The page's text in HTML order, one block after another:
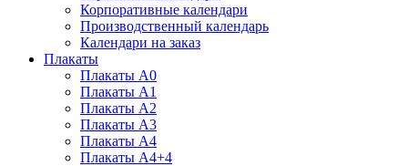
Корпоративные календари
Производственный календарь
Календари на заказ
Плакаты
Плакаты А0
Плакаты А1
Плакаты А2
Плакаты А3
Плакаты А4
Плакаты А4+4